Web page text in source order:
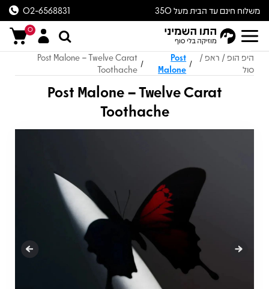
משלוח חינם עד הבית מעל 350
ש״ח
02-6568831
0
היפ הופ / ראפ /
סול
/
Post
Malone
/
Post Malone – Twelve Carat
Toothache
Post Malone – Twelve Carat
Toothache